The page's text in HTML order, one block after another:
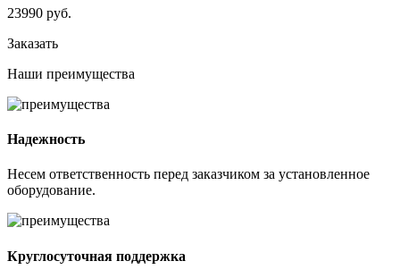
23990 руб.
Заказать
Наши преимущества
Надежность
Несем ответственность перед заказчиком за установленное
оборудование.
Круглосуточная поддержка